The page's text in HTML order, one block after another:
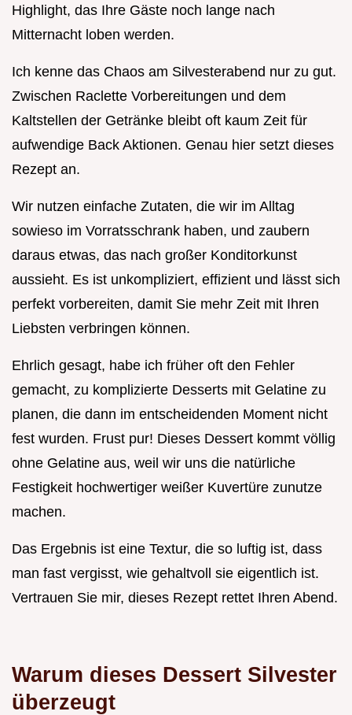
Highlight, das Ihre Gäste noch lange nach
Mitternacht loben werden.
Ich kenne das Chaos am Silvesterabend nur zu gut.
Zwischen Raclette Vorbereitungen und dem
Kaltstellen der Getränke bleibt oft kaum Zeit für
aufwendige Back Aktionen. Genau hier setzt dieses
Rezept an.
Wir nutzen einfache Zutaten, die wir im Alltag
sowieso im Vorratsschrank haben, und zaubern
daraus etwas, das nach großer Konditorkunst
aussieht. Es ist unkompliziert, effizient und lässt sich
perfekt vorbereiten, damit Sie mehr Zeit mit Ihren
Liebsten verbringen können.
Ehrlich gesagt, habe ich früher oft den Fehler
gemacht, zu komplizierte Desserts mit Gelatine zu
planen, die dann im entscheidenden Moment nicht
fest wurden. Frust pur! Dieses Dessert kommt völlig
ohne Gelatine aus, weil wir uns die natürliche
Festigkeit hochwertiger weißer Kuvertüre zunutze
machen.
Das Ergebnis ist eine Textur, die so luftig ist, dass
man fast vergisst, wie gehaltvoll sie eigentlich ist.
Vertrauen Sie mir, dieses Rezept rettet Ihren Abend.
Warum dieses Dessert Silvester
überzeugt